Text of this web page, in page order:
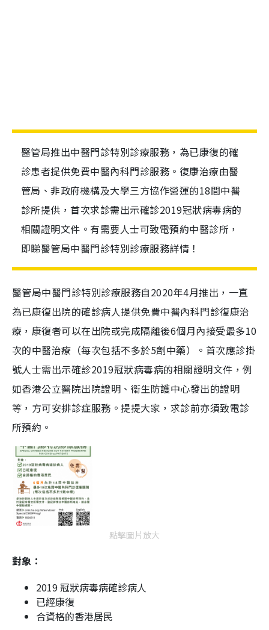
醫管局推出中醫門診特別診療服務，為已康復的確
診患者提供免費中醫內科門診服務。復康治療由醫
管局、非政府機構及大學三方協作營運的18間中醫
診所提供，首次求診需出示確診2019冠狀病毒病的
相關證明文件。有需要人士可致電預約中醫診所，
即睇醫管局中醫門診特別診療服務詳情！
醫管局中醫門診特別診療服務自2020年4月推出，一直
為已康復出院的確診病人提供免費中醫內科門診復康治
療，康復者可以在出院或完成隔離後6個月內接受最多10
次的中醫治療（每次包括不多於5劑中藥）。首次應診掛
號人士需出示確診2019冠狀病毒病的相關證明文件，例
如香港公立醫院出院證明、衞生防護中心發出的證明
等，方可安排診症服務。提提大家，求診前亦須致電診
所預約。
點擊圖片放大
對象：
2019 冠狀病毒病確診病人
已經康復
合資格的香港居民